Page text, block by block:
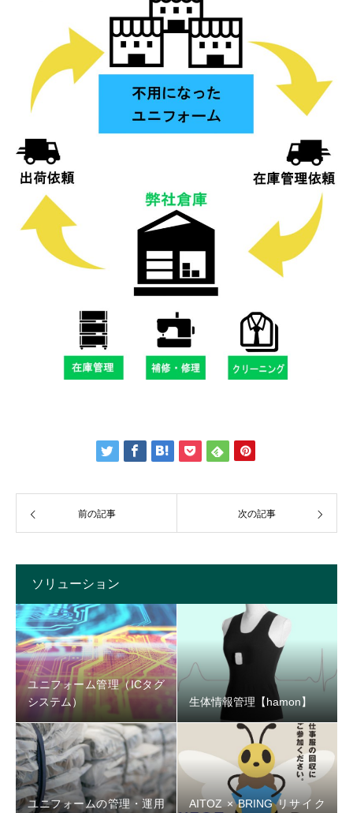
前の記事 次の記事
ソリューション
ユニフォーム管理（ICタグ
システム）
生体情報管理【hamon】
ユニフォームの管理・運用
AITOZ × BRING リサイク